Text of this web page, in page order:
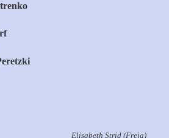
Strid (Freia)